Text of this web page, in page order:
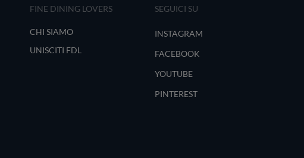
FINE DINING LOVERS
CHI SIAMO
UNISCITI FDL
SEGUICI SU
INSTAGRAM
FACEBOOK
YOUTUBE
PINTEREST